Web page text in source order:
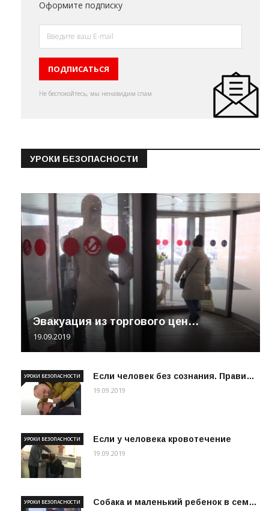
Оформите подписку
Не беспокойтесь, мы ненавидим спам
УРОКИ БЕЗОПАСНОСТИ
Эвакуация из торгового цен…
19.09.2019
Если человек без сознания. Прави…
УРОКИ БЕЗОПАСНОСТИ
19.09.2019
Если у человека кровотечение
УРОКИ БЕЗОПАСНОСТИ
19.09.2019
Собака и маленький ребенок в сем…
УРОКИ БЕЗОПАСНОСТИ